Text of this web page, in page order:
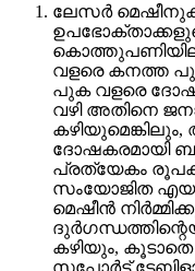
ലേസർ
വളരെ കനത്ത
പുക വളരെ
വഴി അതിനെ
ദോഷകരമായി
പ്രത്യേകം
സംയോജിത
മെഷീൻ
കഴിയും,
സപ്പോർട്ട്